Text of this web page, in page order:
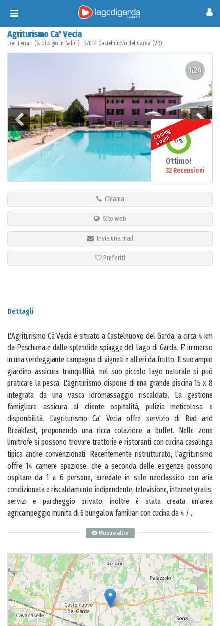
Toggle
navigation
Agriturismo Ca' Vecia
Loc. Ferrari (S. Giorgio in Salici) - 37014 Castelnuovo del Garda (VR)
1/24
87%
Ottimo!
32 Recensioni
C
o
mi
n
g
s
o
o
n!
Chiama
Sito web
Invia una mail
Preferiti
Dettagli
L'Agriturismo Cà Vecia è situato a Castelnuovo del Garda, a circa 4 km
da Peschiera e dalle splendide spiagge del Lago di Garda. E' immerso
in una verdeggiante campagna di vigneti e alberi da frutto. Il suo ampio
giardino assicura tranquillità; nel suo piccolo lago naturale si può
praticare la pesca. L'agriturismo dispone di una grande piscina 15 x 8
integrata da una vasca idromassaggio riscaldata. La gestione
famigliare assicura al cliente ospitalità, pulizia meticolosa e
disponibilità. L'agriturismo Ca' Vecia offre servizio di Bed and
Breakfast, proponendo una ricca colazione a buffet. Nelle zone
limitrofe si possono trovare trattorie e ristoranti con cucina casalinga
tipica anche convenzionati. Recentemente ristrutturato, l'agriturismo
offre 14 camere spaziose, che a seconda delle esigenze possono
ospitare da 1 a 6 persone, arredate in stile neoclassico con aria
condizionata e riscaldamento indipendente, televisione, internet gratis,
servizi e parcheggio privato, inoltre è stata creata un'area
agricampeggio munita di 6 bungalow familiari con cucina da 4 / ...
Mostra altro